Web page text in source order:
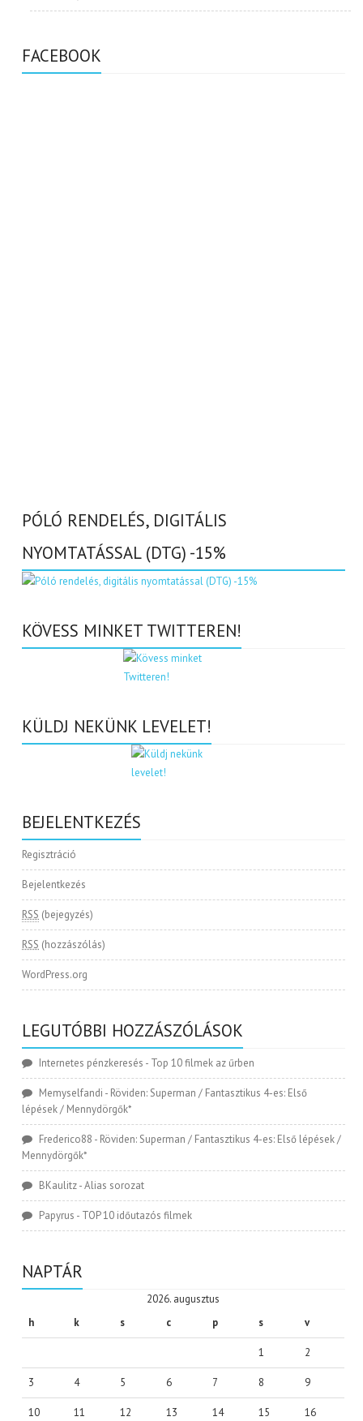
FACEBOOK
PÓLÓ RENDELÉS, DIGITÁLIS
NYOMTATÁSSAL (DTG) -15%
KÖVESS MINKET TWITTEREN!
KÜLDJ NEKÜNK LEVELET!
BEJELENTKEZÉS
Regisztráció
Bejelentkezés
RSS (bejegyzés)
RSS (hozzászólás)
WordPress.org
LEGUTÓBBI HOZZÁSZÓLÁSOK
Internetes pénzkeresés - Top 10 filmek az űrben
Memyselfandi - Röviden: Superman / Fantasztikus 4-es: Első
lépések / Mennydörgők*
Frederico88 - Röviden: Superman / Fantasztikus 4-es: Első lépések /
Mennydörgők*
BKaulitz-Alias sorozat
Papyrus - TOP 10 időutazós filmek
NAPTÁR
2026. augusztus
h
k s c p s v
1 2
3 4 5 6 7 8 9
10 11 12 13 14 15 16